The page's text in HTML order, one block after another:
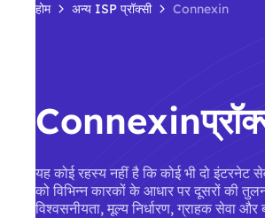
होम अन्य ISP प्रॉक्सी Connexin
यह कोई रहस्य नहीं है कि कोई भी दो
को विभिन्न कारकों के आधार पर दूसरों की
विश्वसनीयता, मूल्य निर्धारण, ग्राहक सेवा